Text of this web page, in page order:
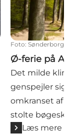
Foto: Sønderborg
Ø-ferie på
Det milde
genspejler
omkranset af
stolte
Læs mere